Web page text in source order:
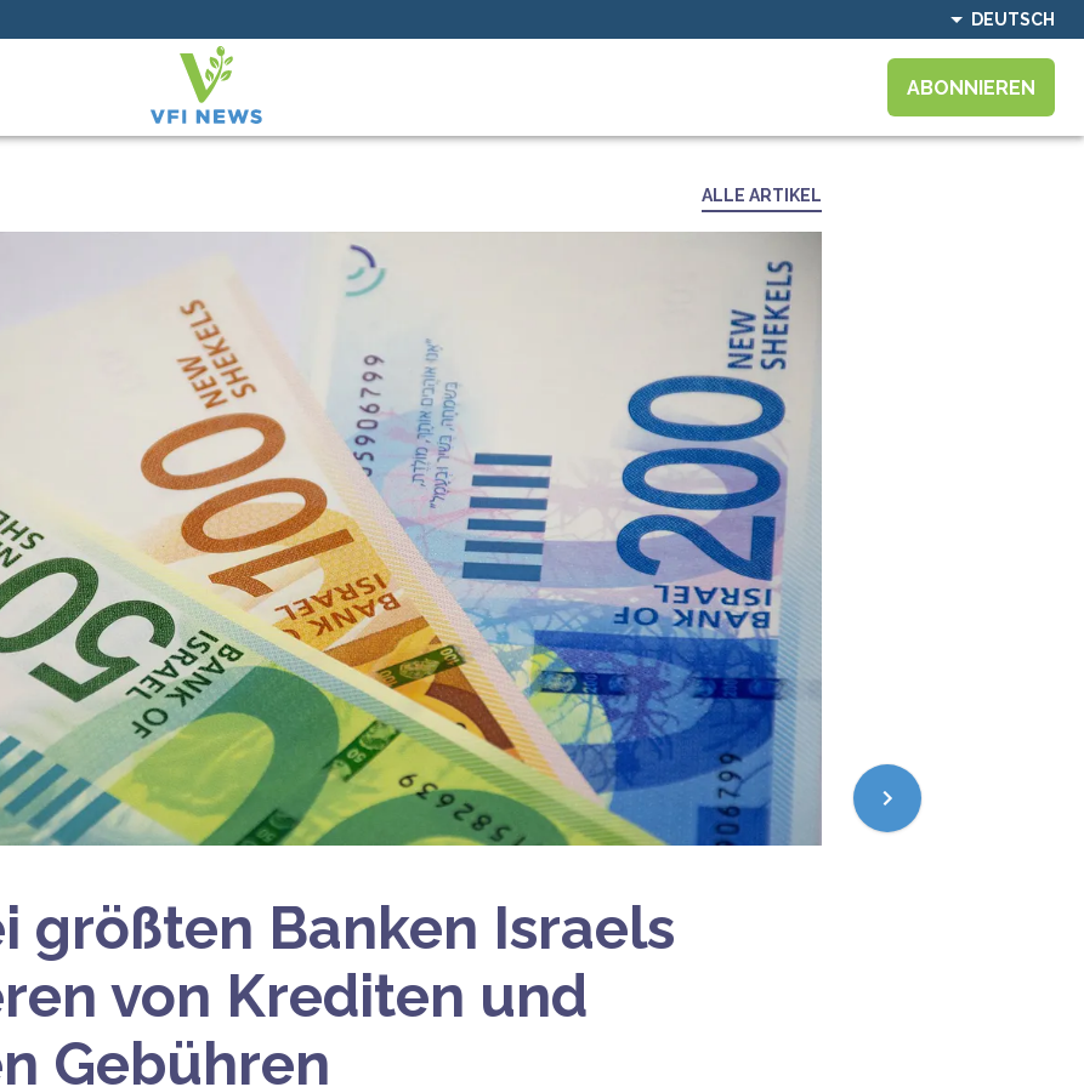
DEUTSCH
ABONNIEREN
ALLE ARTIKEL
größten Banken Israels
von Krediten und
Gebühren